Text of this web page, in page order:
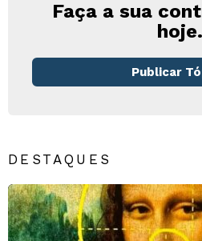
Faça a sua
hoje.
Publicar
DESTAQUES